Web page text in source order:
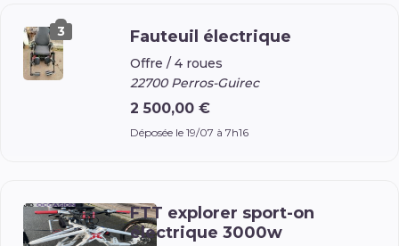
3 Fauteuil électrique
Offre / 4 roues
22700 Perros-Guirec
2 500,00 €
Déposée le 19/07 à 7h16
FTT explorer sport-on
électrique 3000w